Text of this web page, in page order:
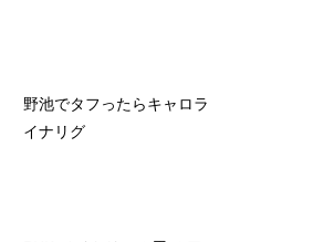
野池でタフったらキャロラ
イナリグ